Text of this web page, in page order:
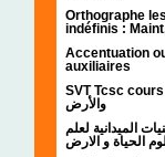
Orthographe
indéfinis :
Accentuation
auxiliaires
SVT Tcsc cours علوم الحياة
والأرض
الميدانية لعلم